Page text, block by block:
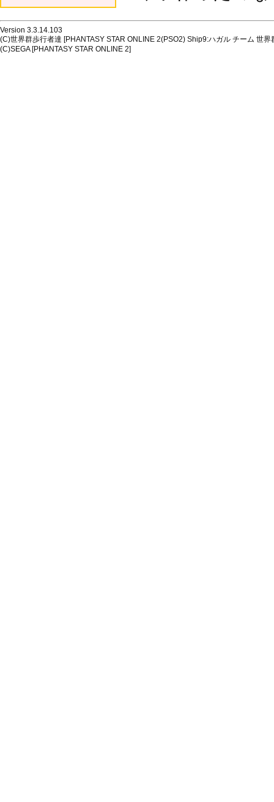
Version 3.3.14.103
(C)世界群歩行者達 [PHANTASY STAR ONLINE 2(PSO2) Ship9:ハガル チーム 世
(C)SEGA [PHANTASY STAR ONLINE 2]